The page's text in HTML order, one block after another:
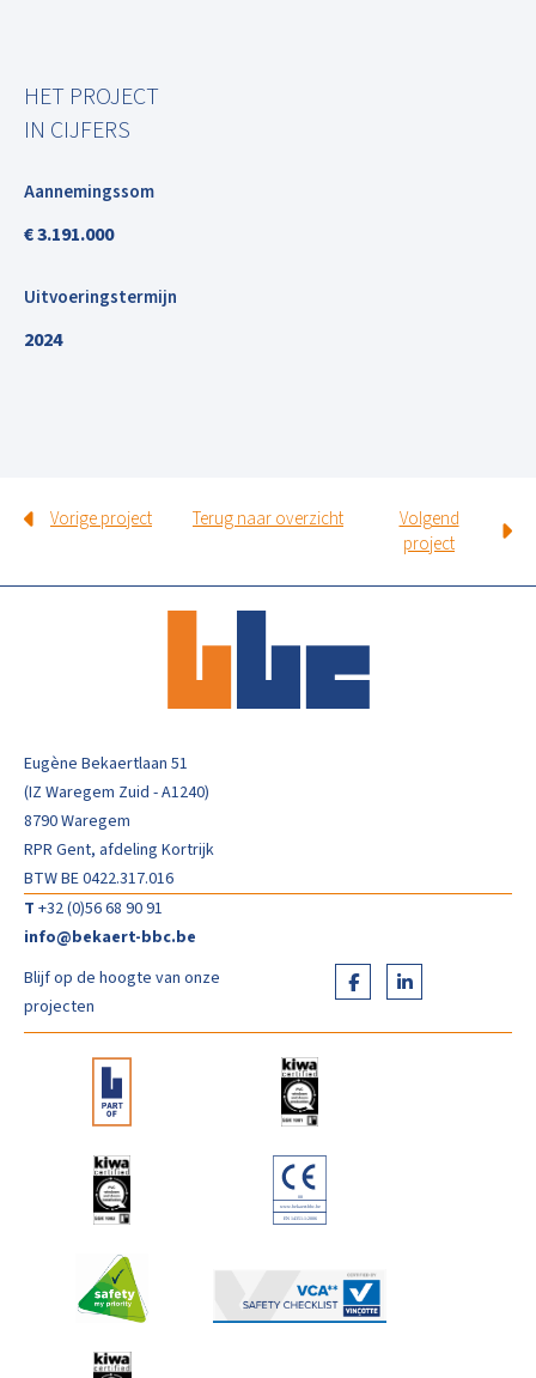
HET PROJECT
IN CIJFERS
Aannemingssom
€ 3.191.000
Uitvoeringstermijn
2024
Vorige project Terug naar overzicht
Volgend
project
Eugène Bekaertlaan 51
(IZ Waregem Zuid - A1240)
8790 Waregem
RPR Gent, afdeling Kortrijk
BTW BE 0422.317.016
T +32 (0)56 68 90 91
info@bekaert-bbc.be
Blijf op de hoogte van onze
projecten